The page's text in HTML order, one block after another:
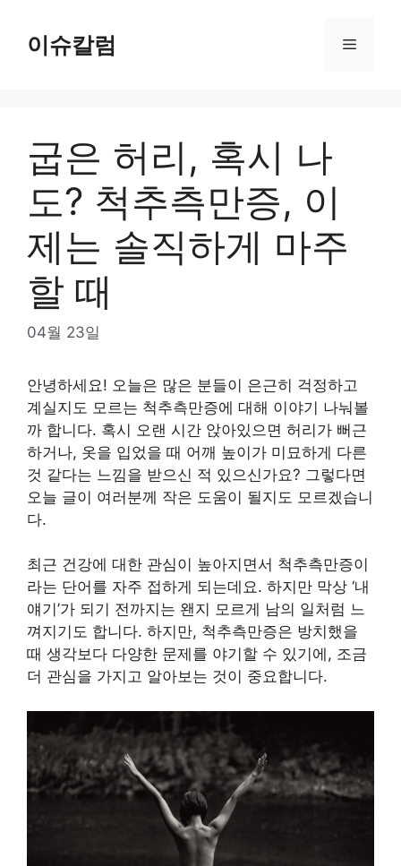
content이슈칼럼 Menu
굽은 허리, 혹시 나
도? 척추측만증, 이
제는 솔직하게 마주
할 때
04월 23일
안녕하세요! 오늘은 많은 분들이 은근히 걱정하고
계실지도 모르는 척추측만증에 대해 이야기 나눠볼
까 합니다. 혹시 오랜 시간 앉아있으면 허리가 뻐근
하거나, 옷을 입었을 때 어깨 높이가 미묘하게 다른
것 같다는 느낌을 받으신 적 있으신가요? 그렇다면
오늘 글이 여러분께 작은 도움이 될지도 모르겠습니
다.
최근 건강에 대한 관심이 높아지면서 척추측만증이
라는 단어를 자주 접하게 되는데요. 하지만 막상 ‘내
얘기’가 되기 전까지는 왠지 모르게 남의 일처럼 느
껴지기도 합니다. 하지만, 척추측만증은 방치했을
때 생각보다 다양한 문제를 야기할 수 있기에, 조금
더 관심을 가지고 알아보는 것이 중요합니다.